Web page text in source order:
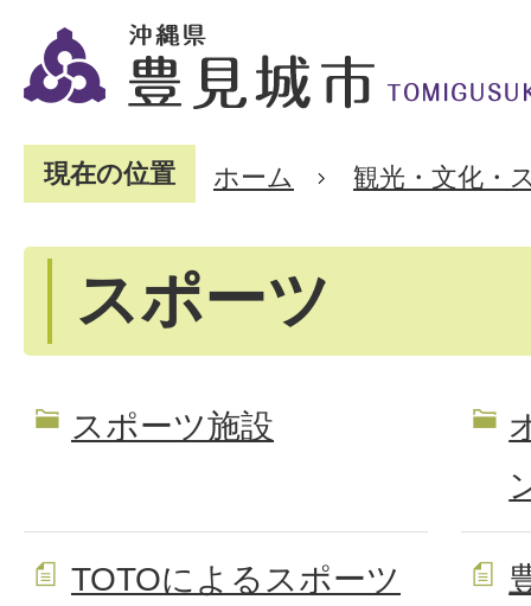
現在の位置 ホーム 観光・文化・
スポーツ
スポーツ施設
TOTOによるスポーツ